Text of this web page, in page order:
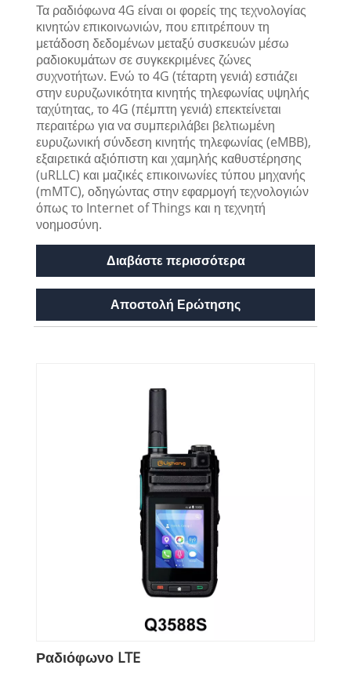
Τα ραδιόφωνα 4G είναι οι φορείς της τεχνολογίας
κινητών επικοινωνιών, που επιτρέπουν τη
μετάδοση δεδομένων μεταξύ συσκευών μέσω
ραδιοκυμάτων σε συγκεκριμένες ζώνες
συχνοτήτων. Ενώ το 4G (τέταρτη γενιά) εστιάζει
στην ευρυζωνικότητα κινητής τηλεφωνίας υψηλής
ταχύτητας, το 4G (πέμπτη γενιά) επεκτείνεται
περαιτέρω για να συμπεριλάβει βελτιωμένη
ευρυζωνική σύνδεση κινητής τηλεφωνίας (eMBB),
εξαιρετικά αξιόπιστη και χαμηλής καθυστέρησης
(uRLLC) και μαζικές επικοινωνίες τύπου μηχανής
(mMTC), οδηγώντας στην εφαρμογή τεχνολογιών
όπως το Internet of Things και η τεχνητή
νοημοσύνη.
Διαβάστε περισσότερα
Αποστολή Ερώτησης
Ραδιόφωνο LTE